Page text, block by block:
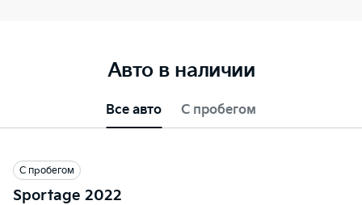
Авто в наличии
Все авто С пробегом
С пробегом
Sportage 2022